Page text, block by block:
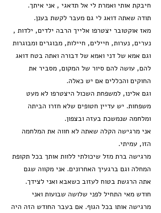
חיבקת אותי ואמרת לי אל תדאגי , אני איתך.
תודה שאתה דואג לי גם מעבר לקשת בענן.
מאז אוקטובר יצטרפו אלייך הרבה ילדים, ילדות ,
נערים, נערות, חיילים, חיילות, מבוגרים ומבוגרות
וגם אמא של דני ואמא של דבורה ואתה בטח דואג
להם, עושה להם סיור של המקום, מסביר את
החוקים והכללים אם יש כאלה.
וגם אלינו, למשפחת השכול היצטרפו לא מעט
משפחות. יש עדיין חטופים שלא חזרו הביתה
ומלחמה שנמשכת בעזה ובצפון.
אני מרגישה הקלה שאתה לא חווה את המלחמה
הזו, עמיתי.
מרגישה ברת מזל שיכולתי ללוות אותך בכל תקופת
המחלה וגם ברגעיך האחרונים. אני מקווה שגם
אתה הרגשת בטוח לעזוב כשאבא ואני לצידך.
חודש מאי התחיל לפני שלושה שבועות ואני
מרגישה אותו בכל הגוף. אם בעבר החודש הזה היה